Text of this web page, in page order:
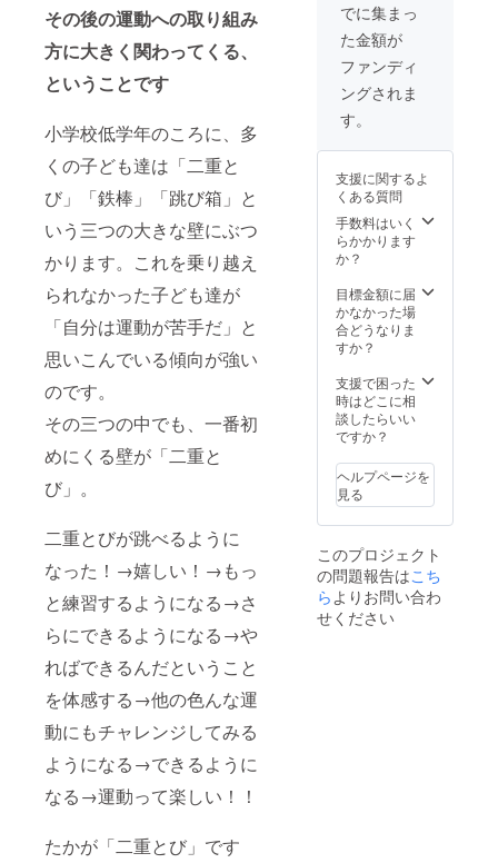
その後の運動への取り組み
方に大きく関わってくる、
ということです
小学校低学年のころに、多
くの子ども達は「二重と
び」「鉄棒」「跳び箱」と
いう三つの大きな壁にぶつ
かります。これを乗り越え
られなかった子ども達が
「自分は運動が苦手だ」と
思いこんでいる傾向が強い
のです。
その三つの中でも、一番初
めにくる壁が「二重と
び」。
二重とびが跳べるように
なった！→嬉しい！→もっ
と練習するようになる→さ
らにできるようになる→や
ればできるんだということ
を体感する→他の色んな運
動にもチャレンジしてみる
ようになる→できるように
なる→運動って楽しい！！
たかが「二重とび」です
でに集まっ
た金額が
ファンディ
ングされま
す。
支援に関するよ
くある質問
手数料はいく
らかかります
か？
目標金額に届
かなかった場
合どうなりま
すか？
支援で困った
時はどこに相
談したらいい
ですか？
ヘルプページを
見る
このプロジェクト
の問題報告はこち
らよりお問い合わ
せください